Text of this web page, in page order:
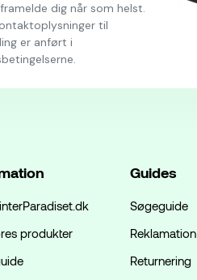
dig når som helst.
til
er anført i
produkter
Guides
Søgeguide
Reklamation
Returnering